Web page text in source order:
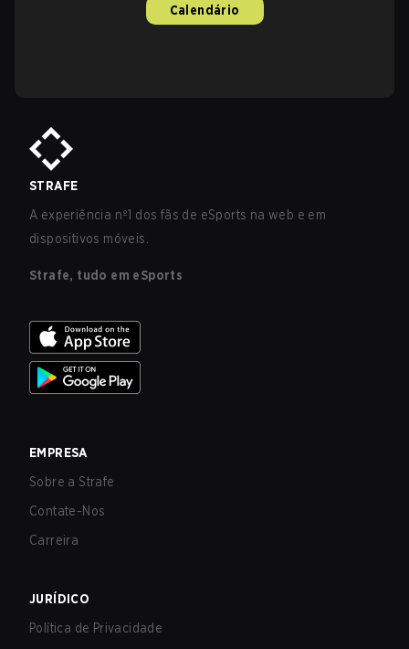
Calendário
STRAFE
A experiência nº1 dos fãs de eSports na web e em
dispositivos móveis.
Strafe, tudo em eSports
EMPRESA
Sobre a Strafe
Contate-Nos
Carreira
JURÍDICO
Política de Privacidade